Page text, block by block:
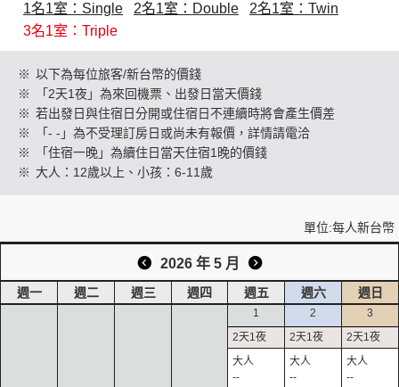
創造旅遊
1名1室：Single
2名1室：Double
2名1室：Twin
3名1室：Triple
※ 以下為每位旅客/新台幣的價錢
※
「2天1夜」為來回機票、出發日當天價錢
※ 若出發日與住宿日分開或住宿日不連續時將會產生價差
※
「- -」為不受理訂房日或尚未有報價，詳情請電洽
※
「住宿一晚」為續住日當天住宿1晚的價錢
※ 大人：12歲以上、小孩：6-11歲
單位:每人新台幣
2026 年 5 月
週一 週二 週三 週四 週五 週六 週日
1
--
2
--
3
--